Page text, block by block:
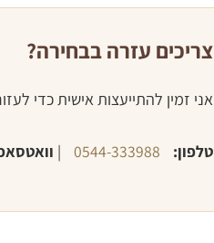
צריכים עזרה בבחירה?
אני זמין להתייעצות אישית כדי
טלפון: 0544-333988
|